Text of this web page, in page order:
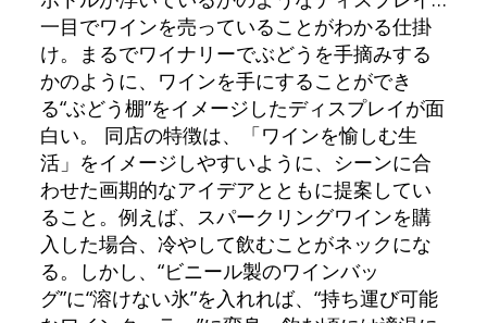
一目でワインを売っていることがわかる仕掛
け。まるでワイナリーでぶどうを手摘みする
かのように、ワインを手にすることができ
る“ぶどう棚”をイメージしたディスプレイが面
白い。 同店の特徴は、「ワインを愉しむ生
活」をイメージしやすいように、シーンに合
わせた画期的なアイデアとともに提案してい
ること。例えば、スパークリングワインを購
入した場合、冷やして飲むことがネックにな
る。しかし、“ビニール製のワインバッ
グ”に“溶けない氷”を入れれば、“持ち運び可能